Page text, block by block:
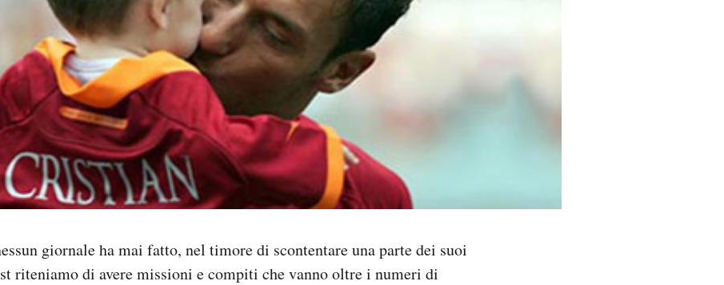
giornale ha mai fatto, nel timore di scontentare una parte dei suoi
riteniamo di avere missioni e compiti che vanno oltre i numeri di